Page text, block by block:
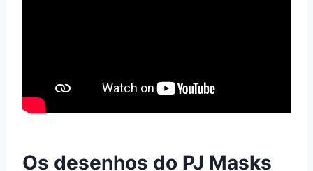
Os desenhos do PJ Masks